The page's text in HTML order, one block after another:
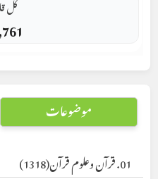
موضوعات
01. قرآن وعلوم قرآن
(1318)